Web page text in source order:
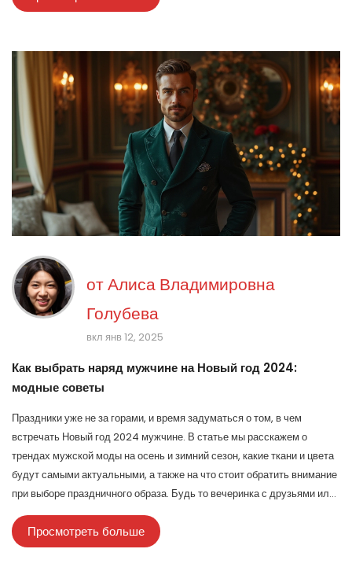
отАлиса Владимировна
Голубева
вкл янв 12, 2025
Как выбрать наряд мужчине на Новый год 2024:
модные советы
Праздники уже не за горами, и время задуматься о том, в чем
встречать Новый год 2024 мужчине. В статье мы расскажем о
трендах мужской моды на осень и зимний сезон, какие ткани и цвета
будут самыми актуальными, а также на что стоит обратить внимание
при выборе праздничного образа. Будь то вечеринка с друзьями или
семейное торжество, важно выглядеть стильно и соответствовать
настроению праздника. Также будут даны практичные советы по
созданию незабываемого образа, учитывая комфорт и
Просмотреть больше